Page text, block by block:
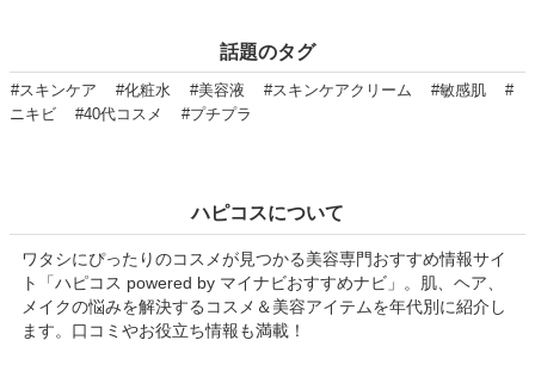
話題のタグ
#スキンケア #化粧水 #美容液 #スキンケアクリーム #敏感肌
#
ニキビ
#40代コスメ #プチプラ
ハピコスについて
ワタシにぴったりのコスメが見つかる美容専門おすすめ情報サイ
ト「ハピコス powered by マイナビおすすめナビ」。肌、ヘア、
メイクの悩みを解決するコスメ＆美容アイテムを年代別に紹介し
ます。口コミやお役立ち情報も満載！